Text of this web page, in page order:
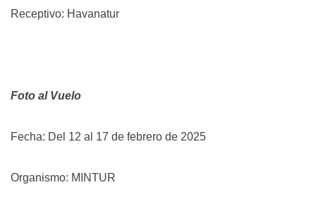
Receptivo: Havanatur
Foto al Vuelo
Fecha: Del 12 al 17 de febrero de 2025
Organismo: MINTUR